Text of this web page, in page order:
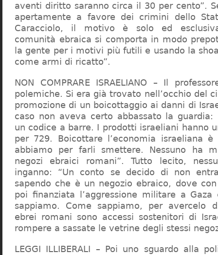
aventi diritto saranno circa il 30 per cento”.
apertamente a favore dei crimini dello
Caracciolo, il motivo è solo ed
comunità ebraica si comporta in modo
la gente per i motivi più futili e usando la
come armi di ricatto”.
NON COMPRARE ISRAELIANO – Il
polemiche. Si era già trovato nell’occhio del
promozione di un boicottaggio ai danni di
caso non aveva certo abbassato la guardia:
un codice a barre. I prodotti israeliani hanno
per 729. Boicottare l’economia israeliana è
abbiamo per farli smettere. Nessuno ha
negozi ebraici romani”. Tutto lecito,
inganno: “Un conto se decido di non
sapendo che è un negozio ebraico, dove
poi finanziata l’aggressione militare a
sappiamo. Come sappiamo, per avercelo
ebrei romani sono accessi sostenitori di
rompere a sassate le vetrine degli stessi
LEGGI ILLIBERALI – Poi uno sguardo alla